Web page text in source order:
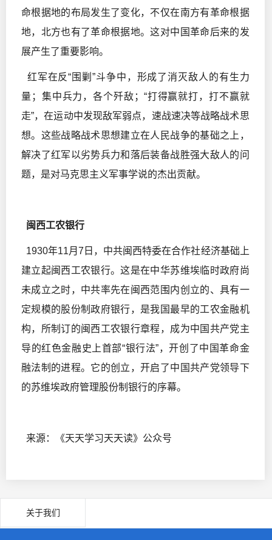
命根据地的布局发生了变化，不仅在南方有革命根据
地，北方也有了革命根据地。这对中国革命后来的发
展产生了重要影响。
红军在反“围剿”斗争中，形成了消灭敌人的有生力
量；集中兵力，各个歼敌；“打得赢就打，打不赢就
走”，在运动中发现敌军弱点，速战速决等战略战术思
想。这些战略战术思想建立在人民战争的基础之上，
解决了红军以劣势兵力和落后装备战胜强大敌人的问
题，是对马克思主义军事学说的杰出贡献。
闽西工农银行
1930年11月7日，中共闽西特委在合作社经济基础上
建立起闽西工农银行。这是在中华苏维埃临时政府尚
未成立之时，中共率先在闽西范围内创立的、具有一
定规模的股份制政府银行，是我国最早的工农金融机
构，所制订的闽西工农银行章程，成为中国共产党主
导的红色金融史上首部“银行法”，开创了中国革命金
融法制的进程。它的创立，开启了中国共产党领导下
的苏维埃政府管理股份制银行的序幕。
来源：《天天学习天天读》公众号
关于我们